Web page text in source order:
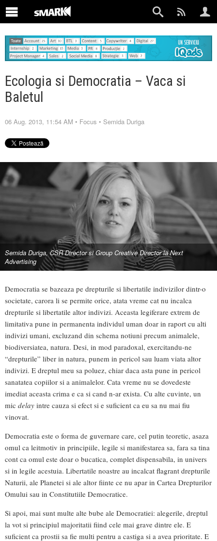
Ecologia si Democratia – Vaca si
Baletul
06 Aug. 2013, 11:54 AM • Focus • Semida Duriga
Semida Duriga, CSR Director si Group Creative Director la Next
Advertising
Democratia se bazeaza pe drepturile si libertatile indivizilor dintr-o
societate, carora li se permite orice, atata vreme cat nu incalca
drepturile si libertatile altor indivizi. Aceasta legiferare extrem de
limitativa pune in permanenta individul uman doar in raport cu alti
indivizi umani, excluzand din schema notiuni precum animalele,
biodiversiatea, natura. Desi, in mod paradoxal, exercitandu-ne
“drepturile” liber in natura, punem in pericol sau luam viata altor
indivizi. E dreptul meu sa poluez, chiar daca asta pune in pericol
sanatatea copiilor si a animalelor. Cata vreme nu se dovedeste
imediat aceasta crima e ca si cand n-ar exista. Cu alte cuvinte, un
mic delay intre cauza si efect si e suficient ca eu sa nu mai fiu
vinovat.
Democratia este o forma de guvernare care, cel putin teoretic, asaza
omul ca leitmotiv in principiile, legile si manifestarea sa, fara sa tina
cont ca omul este doar o bucatica, complet dispensabila, in univers
si in legile acestuia. Libertatile noastre au incalcat flagrant drepturile
Naturii, ale Planetei si ale altor fiinte ce nu apar in Cartea Drepturilor
Omului sau in Constitutiile Democratice.
Si apoi, mai sunt multe alte bube ale Democratiei: alegerile, dreptul
la vot si principiul majoritatii fiind cele mai grave dintre ele. E
suficient ca prostii sa fie multi pentru a castiga si a avea prioritate. E